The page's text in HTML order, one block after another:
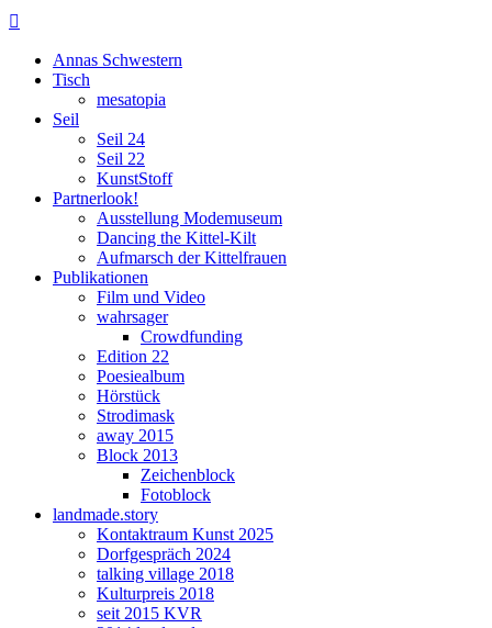

Annas Schwestern
Tisch
mesatopia
Seil
Seil 24
Seil 22
KunstStoff
Partnerlook!
Ausstellung Modemuseum
Dancing the Kittel-Kilt
Aufmarsch der Kittelfrauen
Publikationen
Film und Video
wahrsager
Crowdfunding
Edition 22
Poesiealbum
Hörstück
Strodimask
away 2015
Block 2013
Zeichenblock
Fotoblock
landmade.story
Kontaktraum Kunst 2025
Dorfgespräch 2024
talking village 2018
Kulturpreis 2018
seit 2015 KVR